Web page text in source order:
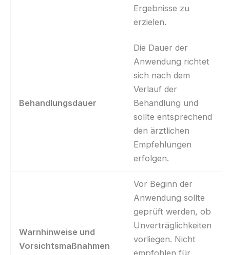
Ergebnisse zu
erzielen.
Behandlungsdauer
Die Dauer der
Anwendung richtet
sich nach dem
Verlauf der
Behandlung und
sollte entsprechend
den ärztlichen
Empfehlungen
erfolgen.
Warnhinweise und
Vorsichtsmaßnahmen
Vor Beginn der
Anwendung sollte
geprüft werden, ob
Unverträglichkeiten
vorliegen. Nicht